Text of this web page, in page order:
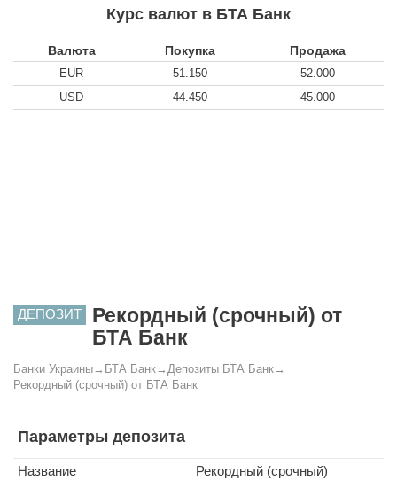
Курс валют в БТА Банк
Валюта Покупка Продажа
EUR 51.150
52.000
USD
44.450 45.000
ДЕПОЗИТ
Рекордный (срочный) от
БТА Банк
Банки Украины→ БТА Банк→ Депозиты БТА Банк→
Рекордный (срочный) от БТА Банк
Параметры депозита
Название
Рекордный (срочный)